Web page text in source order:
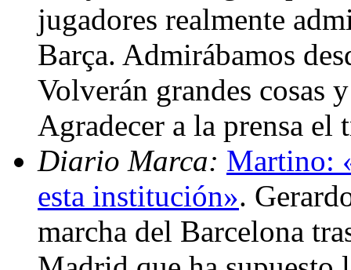
jugadores realmente
Barça. Admirábamos
Volverán grandes cosas
Agradecer a la prensa
Diario Marca: Martino:
esta institución».
marcha del Barcelona